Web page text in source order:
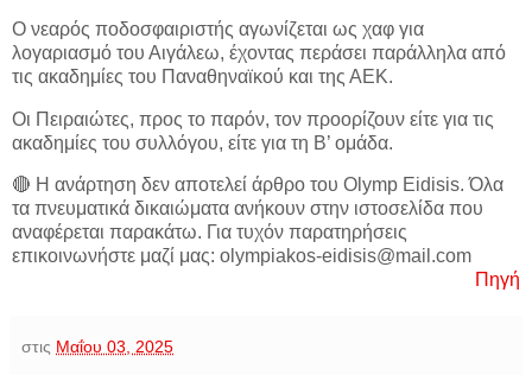
Ο νεαρός ποδοσφαιριστής αγωνίζεται ως χαφ για
λογαριασμό του Αιγάλεω, έχοντας περάσει παράλληλα από
τις ακαδημίες του Παναθηναϊκού και της ΑΕΚ.
Οι Πειραιώτες, προς το παρόν, τον προορίζουν είτε για τις
ακαδημίες του συλλόγου, είτε για τη Β’ ομάδα.
🔴 Η ανάρτηση δεν αποτελεί άρθρο του Olymp Eidisis. Όλα
τα πνευματικά δικαιώματα ανήκουν στην ιστοσελίδα που
αναφέρεται παρακάτω. Για τυχόν παρατηρήσεις
επικοινωνήστε μαζί μας: olympiakos-eidisis@mail.com
Πηγή
στις Μαΐου 03, 2025